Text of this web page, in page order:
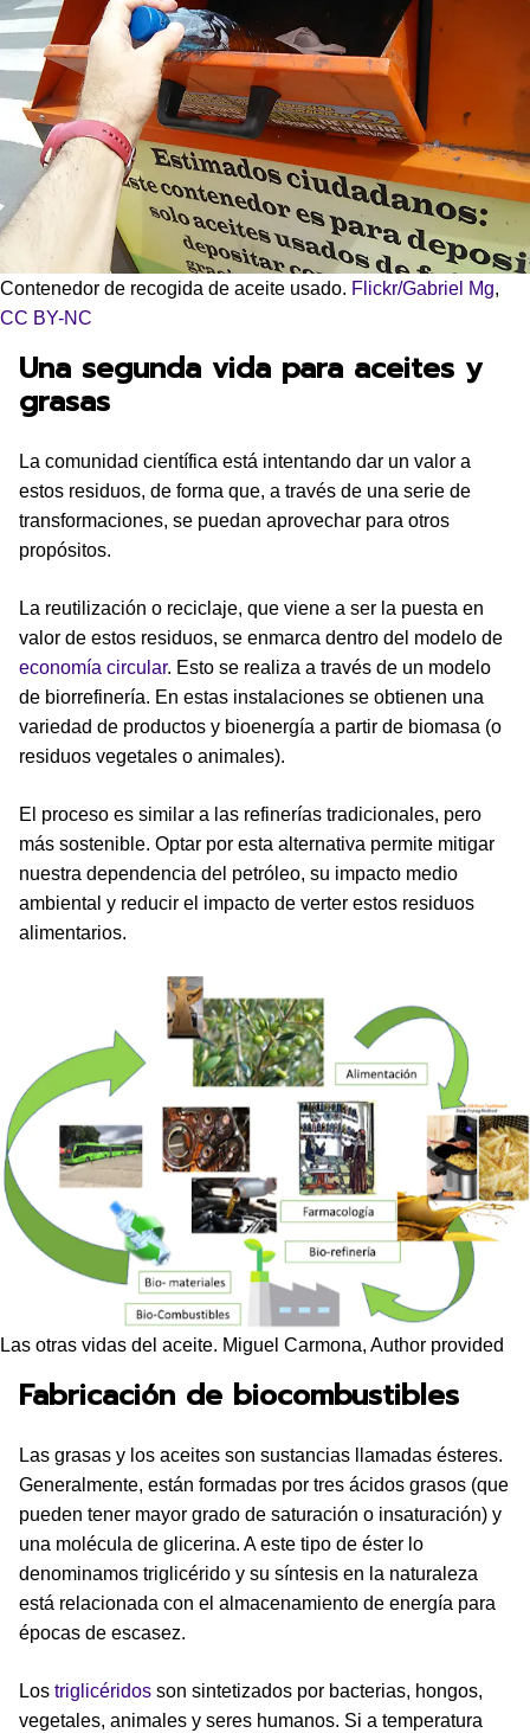
Contenedor de recogida de aceite usado. Flickr/Gabriel Mg,
CC BY-NC
Una segunda vida para aceites y
grasas
La comunidad científica está intentando dar un valor a
estos residuos, de forma que, a través de una serie de
transformaciones, se puedan aprovechar para otros
propósitos.
La reutilización o reciclaje, que viene a ser la puesta en
valor de estos residuos, se enmarca dentro del modelo de
economía circular. Esto se realiza a través de un modelo
de biorrefinería. En estas instalaciones se obtienen una
variedad de productos y bioenergía a partir de biomasa (o
residuos vegetales o animales).
El proceso es similar a las refinerías tradicionales, pero
más sostenible. Optar por esta alternativa permite mitigar
nuestra dependencia del petróleo, su impacto medio
ambiental y reducir el impacto de verter estos residuos
alimentarios.
Las otras vidas del aceite. Miguel Carmona, Author provided
Fabricación de biocombustibles
Las grasas y los aceites son sustancias llamadas ésteres.
Generalmente, están formadas por tres ácidos grasos (que
pueden tener mayor grado de saturación o insaturación) y
una molécula de glicerina. A este tipo de éster lo
denominamos triglicérido y su síntesis en la naturaleza
está relacionada con el almacenamiento de energía para
épocas de escasez.
Los triglicéridos son sintetizados por bacterias, hongos,
vegetales, animales y seres humanos. Si a temperatura